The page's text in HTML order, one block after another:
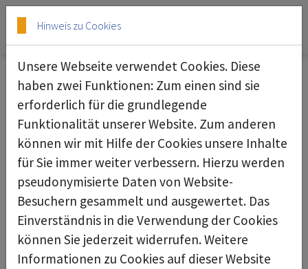
Skip to main content
Skip to page footer
Dieses Produkt ist in der Schweiz
momentan nicht verfügbar. Für
Alternativen sprechen Sie uns gerne an.
zur Startseite
Hinweis zu Cookies
Unsere Webseite verwendet Cookies. Diese
haben zwei Funktionen: Zum einen sind sie
erforderlich für die grundlegende
Funktionalität unserer Website. Zum anderen
können wir mit Hilfe der Cookies unsere Inhalte
für Sie immer weiter verbessern. Hierzu werden
pseudonymisierte Daten von Website-
Besuchern gesammelt und ausgewertet. Das
Einverständnis in die Verwendung der Cookies
können Sie jederzeit widerrufen. Weitere
Informationen zu Cookies auf dieser Website